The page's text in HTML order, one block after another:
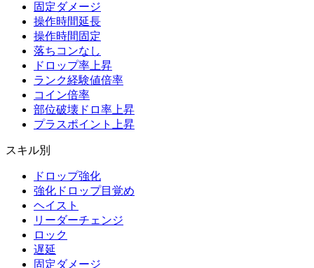
固定ダメージ
操作時間延長
操作時間固定
落ちコンなし
ドロップ率上昇
ランク経験値倍率
コイン倍率
部位破壊ドロ率上昇
プラスポイント上昇
スキル別
ドロップ強化
強化ドロップ目覚め
ヘイスト
リーダーチェンジ
ロック
遅延
固定ダメージ